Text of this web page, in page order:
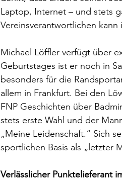
Laptop, Internet – und stets
Vereinsverantwortlichen
Michael Löffler verfügt über
Geburtstages ist er noch in
besonders für die
allem in Frankfurt. Bei den
FNP Geschichten über
stets erste Wahl und der
„Meine Leidenschaft.“ Sich
sportlichen Basis als „letzter
Verlässlicher Punktelieferant